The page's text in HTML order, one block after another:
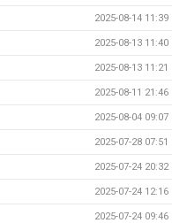
2025-08-14 11:39
2025-08-13 11:40
2025-08-13 11:21
2025-08-11 21:46
2025-08-04 09:07
2025-07-28 07:51
2025-07-24 20:32
2025-07-24 12:16
2025-07-24 09:46